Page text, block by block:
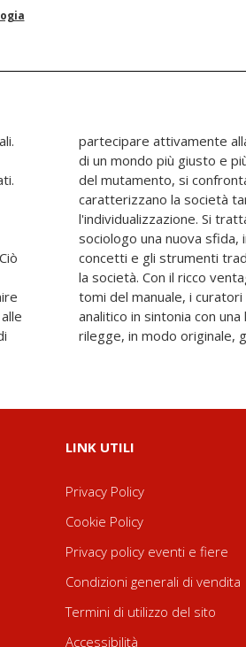
rilegge, in modo originale,
LINK UTILI
Privacy Policy
Cookie Policy
Privacy policy eventi e fiere
Condizioni generali di vendita
Termini di utilizzo del sito
Accessibilità